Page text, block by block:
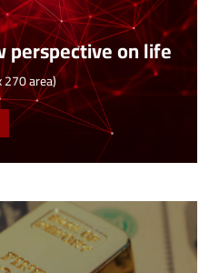
perspective on life
270 area)